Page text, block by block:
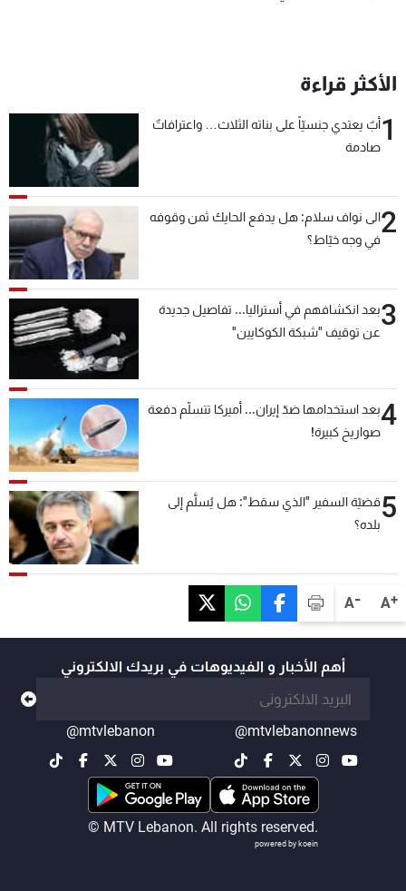
A+
A-
الأكثر قراءة
1أبٌ يعتدي جنسيّاً على بناته الثلاث… واعترافاتٌ
صادمة
2الى نواف سلام: هل يدفع الحايك ثمن وقوفه
في وجه خيّاط؟
3بعد انكشافهم في أستراليا... تفاصيل جديدة
عن توقيف "شبكة الكوكايين"
4بعد استخدامها ضدّ إيران... أميركا تتسلّم دفعة
صواريخ كبيرة!
5قضيّة السفير "الذي سقط": هل يُسلَّم إلى
بلده؟
أهم الأخبار و الفيديوهات في بريدك الالكتروني
@mtvlebanonnews
@mtvlebanon
© MTV Lebanon. All rights reserved.
powered by koein